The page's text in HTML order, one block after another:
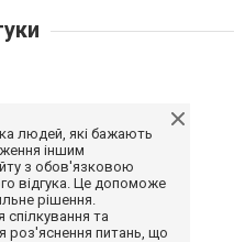
людей, які бажають
іншим
з обов'язковою
відгука. Це допоможе
рішення.
спілкування та
роз'яснення питань, що